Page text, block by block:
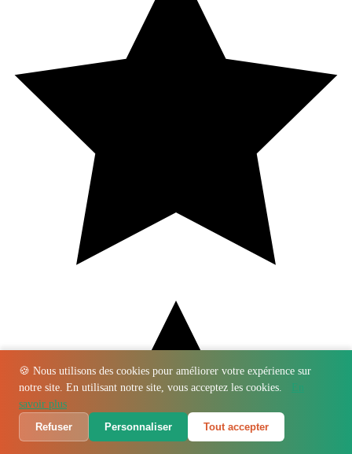
🍪 Nous utilisons des cookies pour améliorer votre expérience sur
notre site. En utilisant notre site, vous acceptez les cookies.
En
savoir plus
Refuser
Personnaliser Tout accepter